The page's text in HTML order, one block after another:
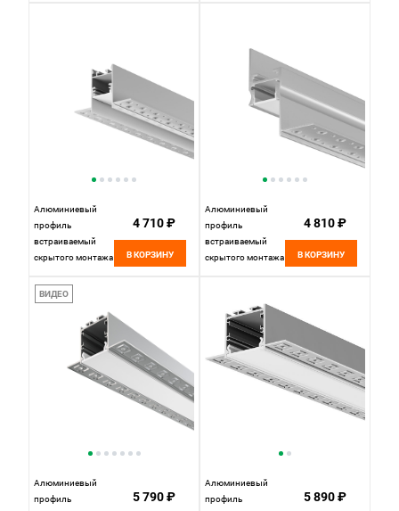
см, Maytoni
636009, Серебро
Алюминиевый
профиль
встраиваемый
скрытого монтажа
м), ALM-6542-S-2M
636012, 200*7*4
636012, Серебро
4 710 ₽
В КОРЗИНУ
Алюминиевый
профиль
встраиваемый
скрытого монтажа
636013, 200*4*5
см, Maytoni
636013, Серебро
4 810 ₽
В КОРЗИНУ
ВИДЕО
Алюминиевый
профиль
5 790 ₽
Алюминиевый
профиль
5 890 ₽